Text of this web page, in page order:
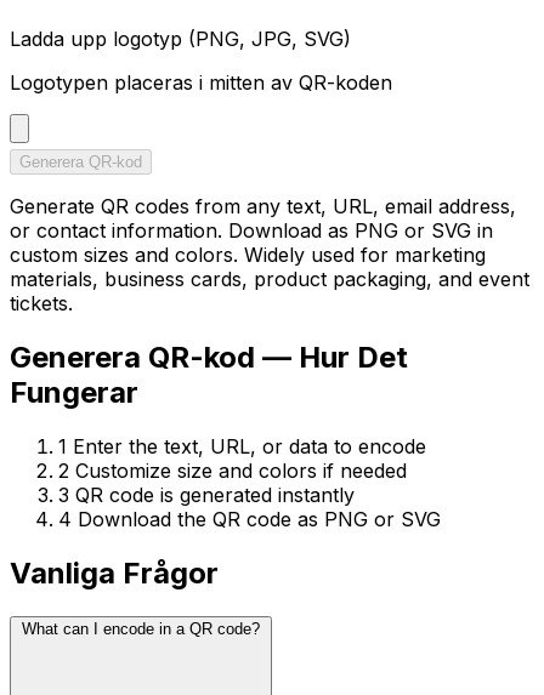
Ladda upp logotyp (PNG, JPG, SVG)
Logotypen placeras i mitten av QR-koden
Generera QR-kod
Generate QR codes from any text, URL, email address,
or contact information. Download as PNG or SVG in
custom sizes and colors. Widely used for marketing
materials, business cards, product packaging, and event
tickets.
Generera QR-kod — Hur Det
Fungerar
1 Enter the text, URL, or data to encode
2 Customize size and colors if needed
3 QR code is generated instantly
4 Download the QR code as PNG or SVG
Vanliga Frågor
What can I encode in a QR code?